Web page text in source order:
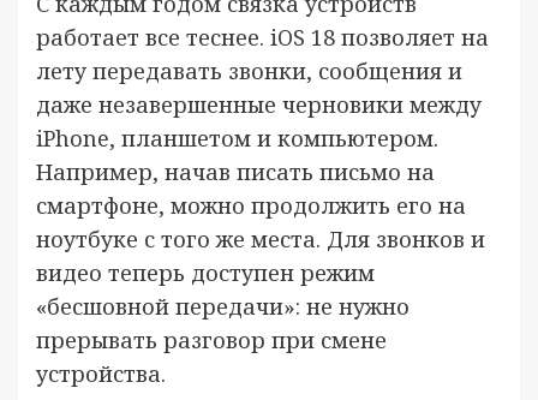
работает все теснее. iOS 18 позволяет на
лету передавать звонки, сообщения и
даже незавершенные черновики между
iPhone, планшетом и компьютером.
Например, начав писать письмо на
смартфоне, можно продолжить его на
ноутбуке с того же места. Для звонков и
видео теперь доступен режим
«бесшовной передачи»: не нужно
прерывать разговор при смене
устройства.